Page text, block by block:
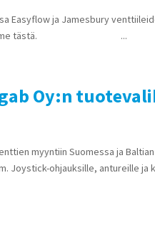
Easyflow ja Jamesbury
tästä. ...
Oy:n
myyntiin Suomessa ja
Joystick-ohjauksille, antureille ja